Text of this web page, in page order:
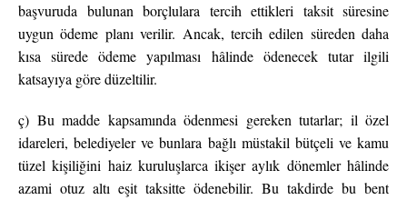
başvuruda bulunan borçlulara tercih ettikleri taksit süresine
uygun ödeme planı verilir. Ancak, tercih edilen süreden daha
kısa sürede ödeme yapılması hâlinde ödenecek tutar ilgili
katsayıya göre düzeltilir.
ç) Bu madde kapsamında ödenmesi gereken tutarlar; il özel
idareleri, belediyeler ve bunlara bağlı müstakil bütçeli ve kamu
tüzel kişiliğini haiz kuruluşlarca ikişer aylık dönemler hâlinde
azami otuz altı eşit taksitte ödenebilir. Bu takdirde bu bent